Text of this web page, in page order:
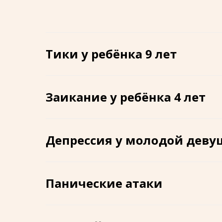
Тики у ребёнка 9 лет
Заикание у ребёнка 4 лет
Депрессия у молодой
Панические атаки